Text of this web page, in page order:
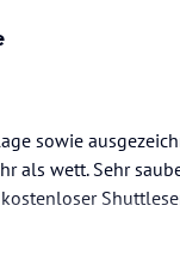
sowie
als wett. Sehr